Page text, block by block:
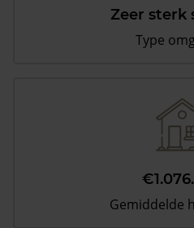
Zeer sterk
Type
Gemiddelde